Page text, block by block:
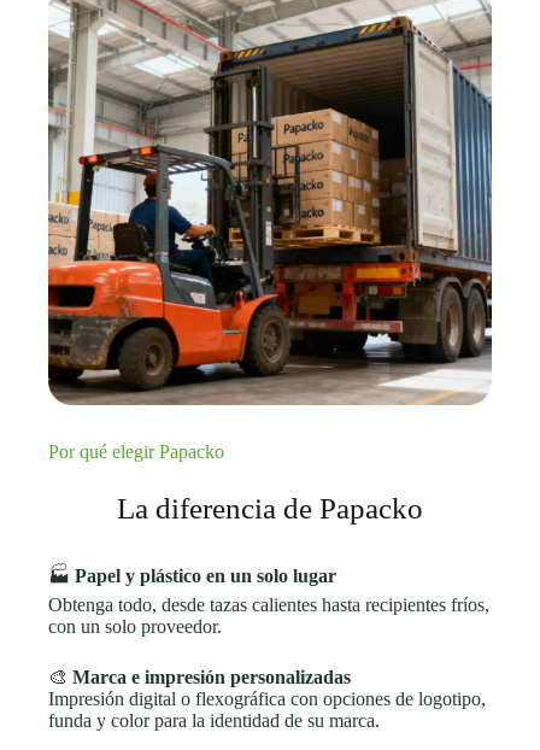
Por qué elegir Papacko
La diferencia de Papacko
🏭Papel y plástico en un solo lugar
Obtenga todo, desde tazas calientes hasta recipientes fríos,
con un solo proveedor.
🎨Marca e impresión personalizadas
Impresión digital o flexográfica con opciones de logotipo,
funda y color para la identidad de su marca.